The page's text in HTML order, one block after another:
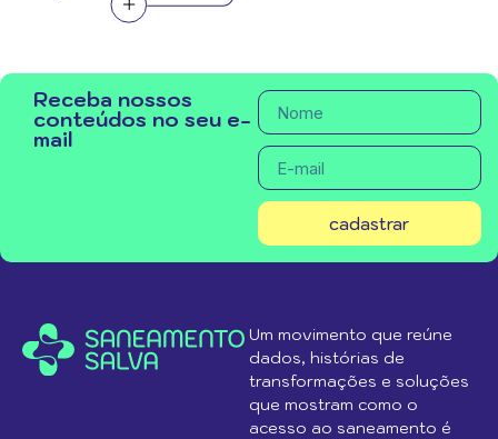
Receba nossos
conteúdos no seu e-
mail
cadastrar
Um movimento que reúne
dados, histórias de
transformações e soluções
que mostram como o
acesso ao saneamento é